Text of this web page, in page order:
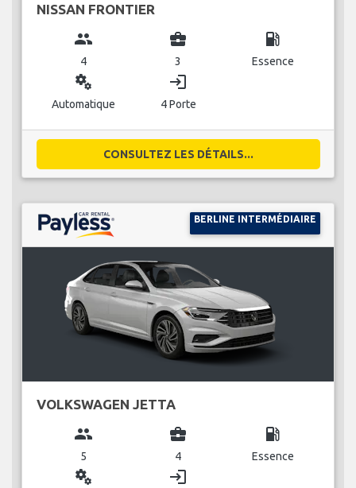
NISSAN FRONTIER
group
4
business_center
3
local_gas_station
Essence
miscellaneous_services
Automatique
login
4 Porte
CONSULTEZ LES DÉTAILS...
BERLINE INTERMÉDIAIRE
VOLKSWAGEN JETTA
group
5
business_center
4
local_gas_station
Essence
miscellaneous_services login